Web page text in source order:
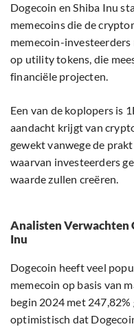
Dogecoin en Shiba Inu
memecoins die de
memecoin-
op utility tokens, die
financiële projecten.
Een van de koplopers is
aandacht krijgt van
gewekt vanwege de
waarvan investeerders
waarde zullen creëren.
Analisten Verwachten
Inu
Dogecoin heeft veel
memecoin op basis van
begin 2024 met 247,82%
optimistisch dat